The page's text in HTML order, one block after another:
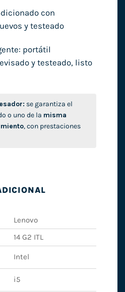
con
y testeado
portátil
y testeado, listo
se garantiza el
o uno de la misma
, con prestaciones
Lenovo
14 G2 ITL
Intel
i5